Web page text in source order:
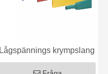
Lågspännings krympslang